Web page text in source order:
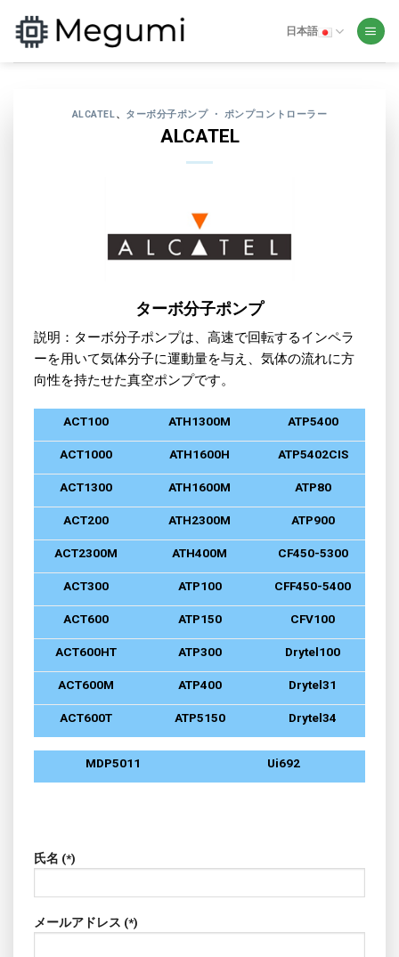
content
日本語
ALCATEL 、 ターボ分子ポンプ ・ ポンプコントローラー
ALCATEL
ターボ分子ポンプ
説明：ターボ分子ポンプは、高速で回転するインペラ
ーを用いて気体分子に運動量を与え、気体の流れに方
向性を持たせた真空ポンプです。
ACT100 ATH1300M ATP5400
ACT1000 ATH1600H ATP5402CIS
ACT1300 ATH1600M ATP80
ACT200 ATH2300M ATP900
ACT2300M ATH400M CF450-5300
ACT300 ATP100 CFF450-5400
ACT600 ATP150 CFV100
ACT600HT ATP300 Drytel100
ACT600M ATP400 Drytel31
ACT600T ATP5150 Drytel34
MDP5011 Ui692
氏名 (*)
メールアドレス (*)